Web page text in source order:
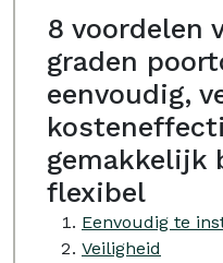
8 voordelen
graden
eenvoudig,
gemakkelijk
flexibel
Eenvoudig te
Veiligheid